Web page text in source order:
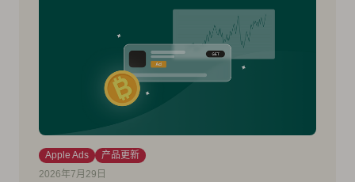
Apple Ads
产品更新
2026年7月29日